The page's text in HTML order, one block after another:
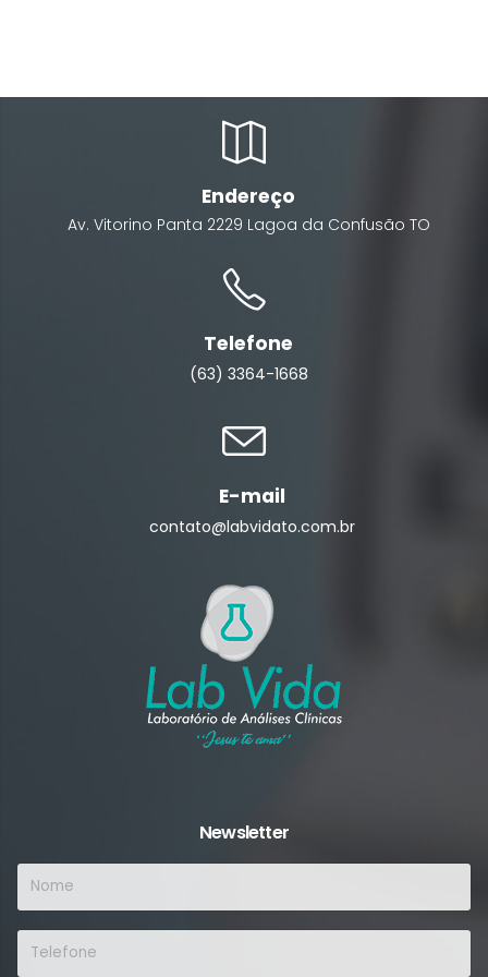
Endereço
Av. Vitorino Panta 2229 Lagoa da Confusão TO
Telefone
(63) 3364-1668
E-mail
contato@labvidato.com.br
Newsletter